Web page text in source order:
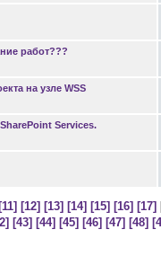
работ???
на узле WSS
Services.
[11] [12] [13] [14] [15] [16] [17]
[43] [44] [45] [46] [47] [48]